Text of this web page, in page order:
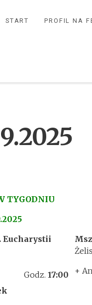
START PROFIL NA
TYGODNIU
Eucharystii
Godz.17:00
+